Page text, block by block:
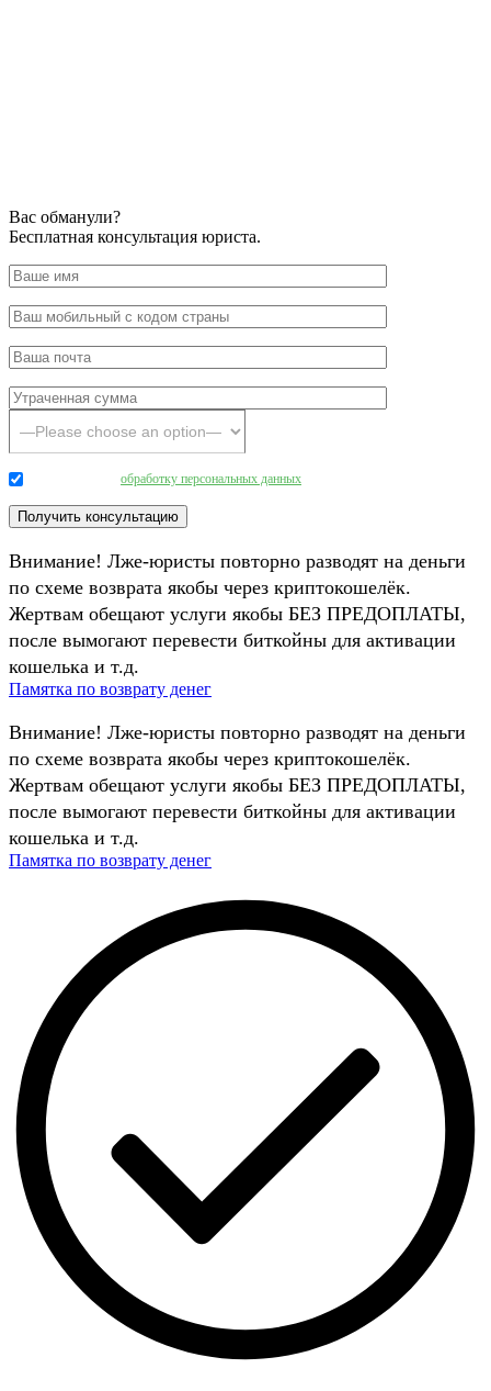
Вас обманули?
Бесплатная консультация юриста.
обработку персональных данных
Внимание! Лже-юристы повторно разводят на деньги
по схеме возврата якобы через криптокошелёк.
Жертвам обещают услуги якобы БЕЗ ПРЕДОПЛАТЫ,
после вымогают перевести биткойны для активации
кошелька и т.д.
Памятка по возврату денег
Внимание! Лже-юристы повторно разводят на деньги
по схеме возврата якобы через криптокошелёк.
Жертвам обещают услуги якобы БЕЗ ПРЕДОПЛАТЫ,
после вымогают перевести биткойны для активации
кошелька и т.д.
Памятка по возврату денег